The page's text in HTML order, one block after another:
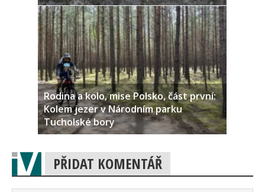
Rodina a kolo, mise Polsko, část první:
Kolem jezer v Národním parku
Tucholské bory
PŘIDAT KOMENTÁŘ